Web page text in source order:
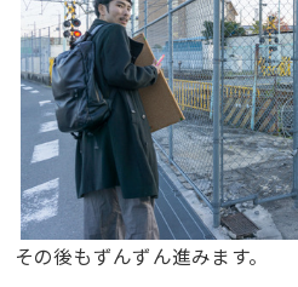
その後もずんずん進みます。